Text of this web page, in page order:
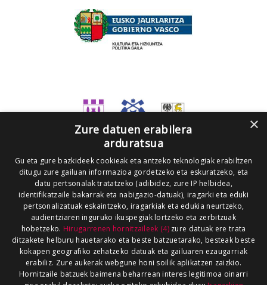
×
Zure datuen erabilera
arduratsua
Gu eta gure bazkideek cookieak eta antzeko teknologiak erabiltzen
ditugu zure gailuan informazioa gordetzeko eta eskuratzeko, eta
datu pertsonalak tratatzeko (adibidez, zure IP helbidea,
identifikatzaile bakarrak eta nabigazio-datuak), iragarki eta eduki
pertsonalizatuak eskaintzeko, iragarkiak eta edukia neurtzeko,
audientziaren inguruko ikuspegiak lortzeko eta zerbitzuak
hobetzeko. Hirugarrenen hornitzaileek (4)zure datuak ere trata
ditzakete helburu hauetarako eta beste batzuetarako, besteak beste
kokapen geografiko zehatzeko datuak eta gailuaren ezaugarriak
erabiliz. Zure aukerak webgune honi soilik aplikatzen zaizkio.
Hornitzaile batzuek baimena beharrean interes legitimoa oinarri